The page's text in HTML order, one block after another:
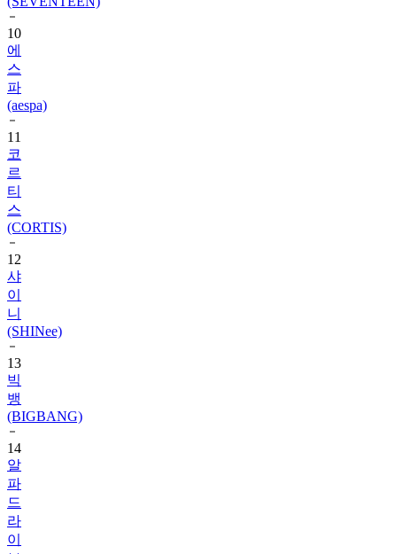
에
스
파
(aespa)
11
코
르
티
스
(CORTIS)
12
샤
이
니
(SHINee)
13
빅
뱅
(BIGBANG)
14
알
파
드
라
이
브
원